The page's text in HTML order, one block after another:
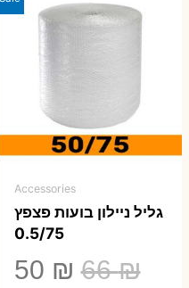
Accessories
גליל ניילון בועות פצפץ
0.5/75
66₪
המחיר
50 ₪